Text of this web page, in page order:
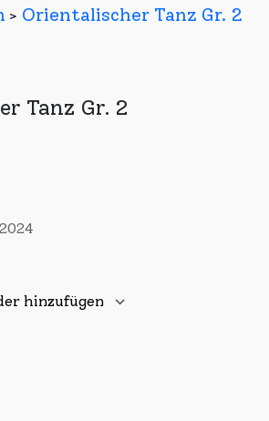
> Orientalischer Tanz Gr. 2
Tanz Gr. 2
hinzufügen